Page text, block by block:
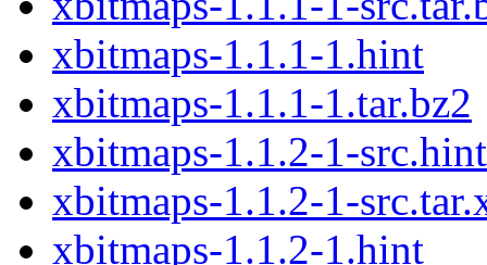
xbitmaps-1.1.1-1.hint
xbitmaps-1.1.1-1.tar.bz2
xbitmaps-1.1.2-1-src.hint
xbitmaps-1.1.2-1-
xbitmaps-1.1.2-1.hint